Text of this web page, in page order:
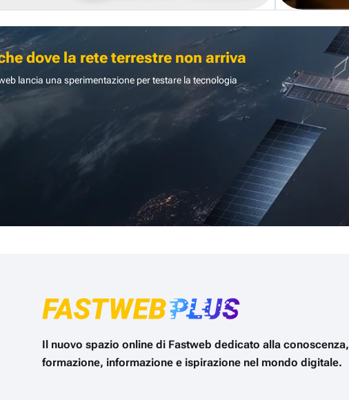
dove la rete terrestre non arriva
lancia una sperimentazione per testare la tecnologia
Il nuovo spazio online di Fastweb dedicato alla conoscenza,
formazione, informazione e ispirazione nel mondo digitale.